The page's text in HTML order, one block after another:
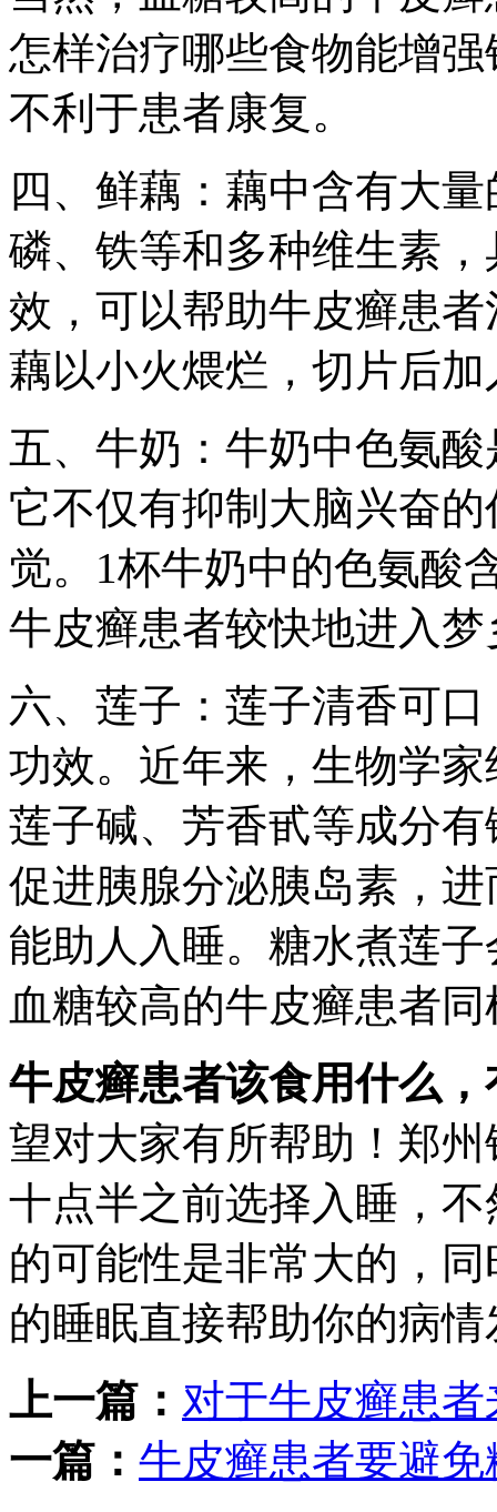
怎样治疗哪些食物能增
不利于患者康复。
四、鲜藕：藕中含有大
磷、铁等和多种维生素
效，可以帮助牛皮癣患
藕以小火煨烂，切片后
五、牛奶：牛奶中色氨
它不仅有抑制大脑兴奋
觉。1杯牛奶中的色氨酸
牛皮癣患者较快地进入梦
六、莲子：莲子清香可
功效。近年来，生物学
莲子碱、芳香甙等成分
促进胰腺分泌胰岛素，
能助人入睡。糖水煮莲
血糖较高的牛皮癣患者
牛皮癣患者该食用什么
望对大家有所帮助！郑
十点半之前选择入睡，
的可能性是非常大的，
的睡眠直接帮助你的病
上一篇： 对于牛皮癣患
一篇： 牛皮癣患者要避免